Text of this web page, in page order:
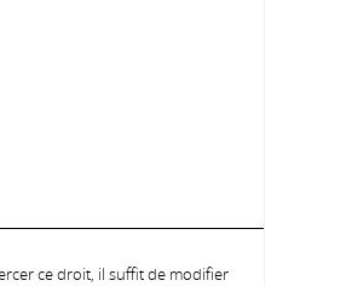
ce droit, il suffit de modifier